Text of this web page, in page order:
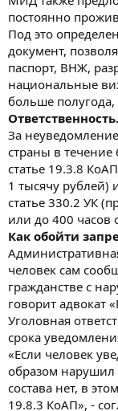
постоянно
Под это
документ,
паспорт, ВНЖ,
национальные
больше полугода,
Ответственность.
За
страны в течение
статье 19.3.8
1 тысячу рублей)
статье 330.2 УК
или до 400 часов
Как обойти
человек сам
гражданстве с
говорит адвокат
Уголовная
срока
«Если человек
образом нарушил
состава нет, в
19.8.3 КоАП», -